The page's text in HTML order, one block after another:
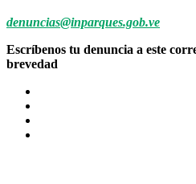
denuncias@inparques.gob.ve
Escríbenos tu denuncia a este
brevedad